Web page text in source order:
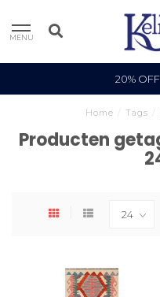
MENU
20%
Home Tags
Producten